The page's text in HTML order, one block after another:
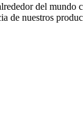
del
de nuestros